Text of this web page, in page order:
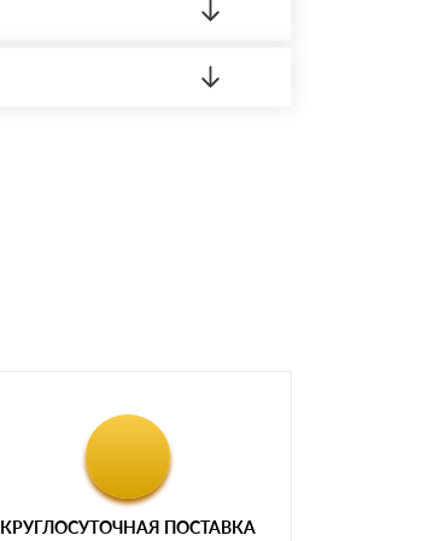
КРУГЛОСУТОЧНАЯ ПОСТАВКА